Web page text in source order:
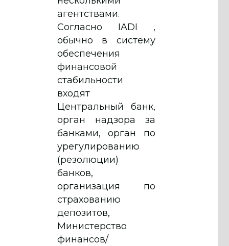
агентствами.
Согласно IADI ,
обычно в систему
обеспечения
финансовой
стабильности
входят
Центральный банк,
орган надзора за
банками, орган по
урегулированию
(резолюции)
банков,
организация по
страхованию
депозитов,
Министерство
финансов/